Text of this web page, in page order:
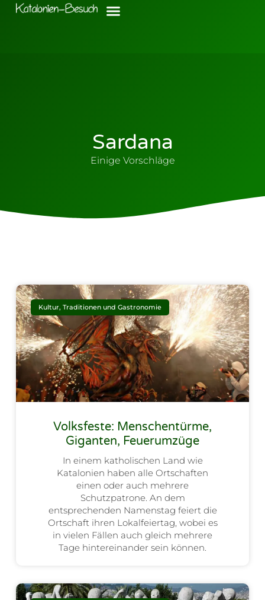
Sardana
Einige Vorschläge
Kultur, Traditionen und Gastronomie
Volksfeste: Menschentürme,
Giganten, Feuerumzüge
In einem katholischen Land wie
Katalonien haben alle Ortschaften
einen oder auch mehrere
Schutzpatrone. An dem
entsprechenden Namenstag feiert die
Ortschaft ihren Lokalfeiertag, wobei es
in vielen Fällen auch gleich mehrere
Tage hintereinander sein können.